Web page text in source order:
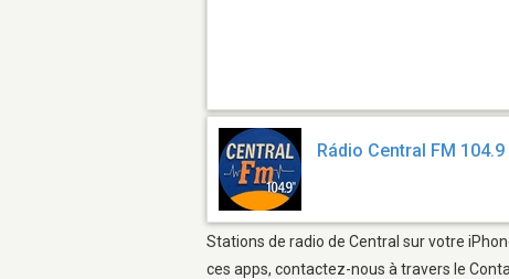
Rádio Central FM 104.9
Stations de radio de Central sur votre
ces apps, contactez-nous à travers le